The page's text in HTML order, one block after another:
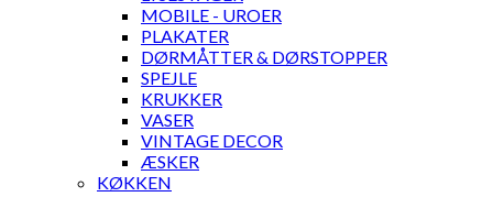
MOBILE - UROER
PLAKATER
DØRMÅTTER & DØRSTOPPER
SPEJLE
KRUKKER
VASER
VINTAGE DECOR
ÆSKER
KØKKEN